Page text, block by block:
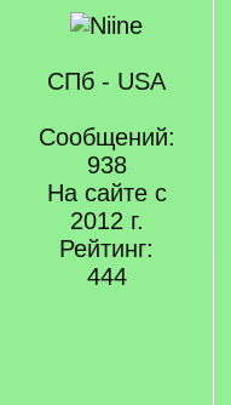
СПб - USA
Сообщений:
938
На сайте с
2012 г.
Рейтинг:
444